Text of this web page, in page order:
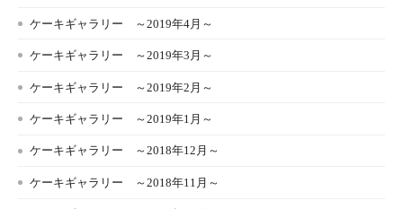
ケーキギャラリー ～2019年4月～
ケーキギャラリー ～2019年3月～
ケーキギャラリー ～2019年2月～
ケーキギャラリー ～2019年1月～
ケーキギャラリー ～2018年12月～
ケーキギャラリー ～2018年11月～